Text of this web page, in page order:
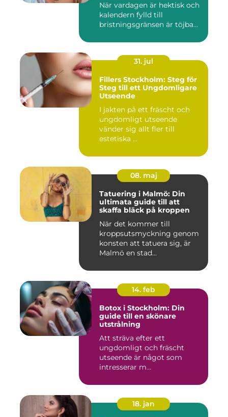
När vardagen är hektisk och
kalendern fylld till
bristningsgränsen är töjba...
31. jul
Fillers Stockholm: Steg för
Steg till ett Ungdomligare
Utseende
I jakten på ett fräscht och
ungdomligt utseende
vänder sig allt fler till
estetiska ...
08. maj
Tatuering i Malmö: Din
ultimata guide till att
skaffa bläck på kroppen
När det kommer till
kroppsutsmyckning genom
konsten att tatuera sig, är
Malmö en stad...
14. feb
Botox i Stockholm: Din
guide till en skönare
utstrålning
Att sträva efter ett
ungdomligt och fräscht
utseende är något som
intresserar m...
18. jan